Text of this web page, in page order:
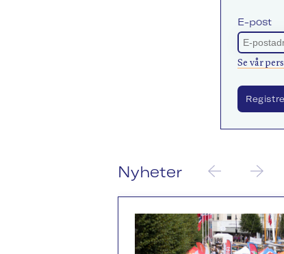
E-post
Se vår
Nyheter